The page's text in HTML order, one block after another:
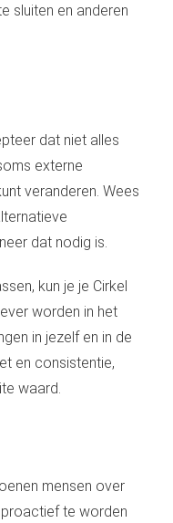
sluiten en anderen
dat niet alles
externe
veranderen. Wees
dat nodig is.
kun je je Cirkel
worden in het
in jezelf en in de
en consistentie,
waard.
mensen over
te worden